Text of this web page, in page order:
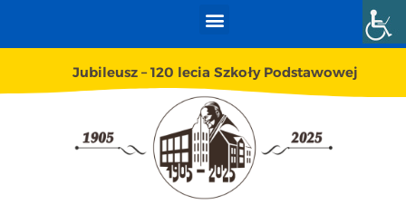
Jubileusz – 120 lecia Szkoły Podstawowej